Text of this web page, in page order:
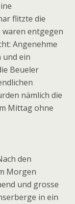
flitzte die
entgegen
Angenehme
und ein
Beueler
nämlich die
Mittag ohne
den
Morgen
und grosse
in ein